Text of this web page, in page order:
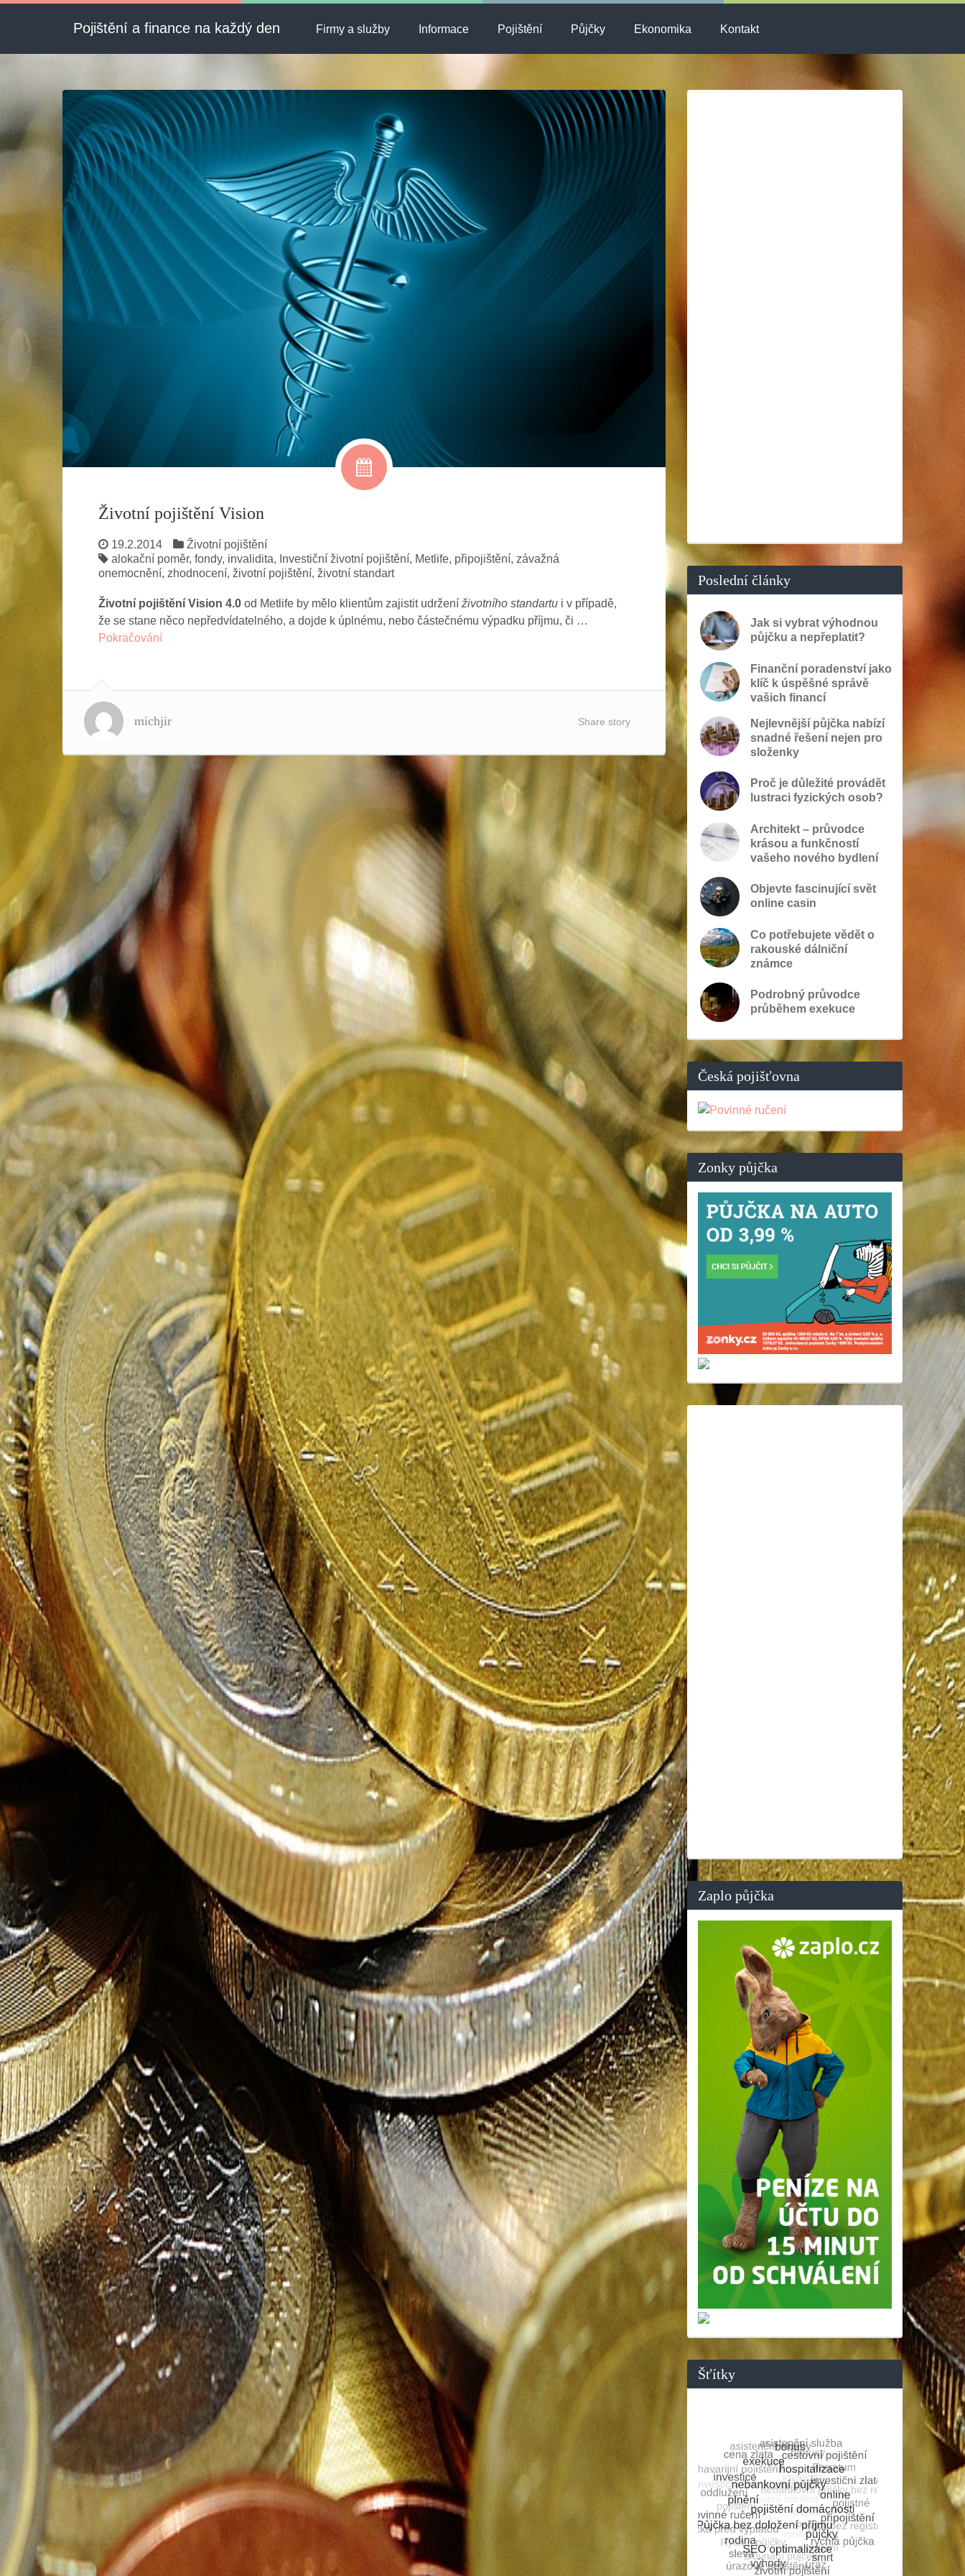
Pojištění a finance na každý den Firmy a služby Informace Pojištění Půjčky Ekonomika Kontakt
Životní pojištění Vision
19.2.2014
Životní pojištění
alokační poměr, fondy, invalidita, Investiční životní pojištění, Metlife, připojištění, závažná
onemocnění, zhodnocení, životní pojištění, životní standart
Životní pojištění Vision 4.0 od Metlife by mělo klientům zajistit udržení životního standartu i v případě,
že se stane něco nepředvídatelného, a dojde k úplnému, nebo částečnému výpadku příjmu, či …
Pokračování
michjir Share story
Poslední články
Jak si vybrat výhodnou
půjčku a nepřeplatit?
Finanční poradenství jako
klíč k úspěšné správě
vašich financí
Nejlevnější půjčka nabízí
snadné řešení nejen pro
složenky
Proč je důležité provádět
lustraci fyzických osob?
Architekt – průvodce
krásou a funkčností
vašeho nového bydlení
Objevte fascinující svět
online casin
Co potřebujete vědět o
rakouské dálniční
známce
Podrobný průvodce
průběhem exekuce
Česká pojišťovna
Zonky půjčka
Zaplo půjčka
Šťítky